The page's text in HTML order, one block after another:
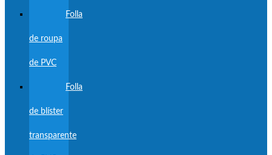
Folla
de roupa
de PVC
Folla
de blíster
transparente